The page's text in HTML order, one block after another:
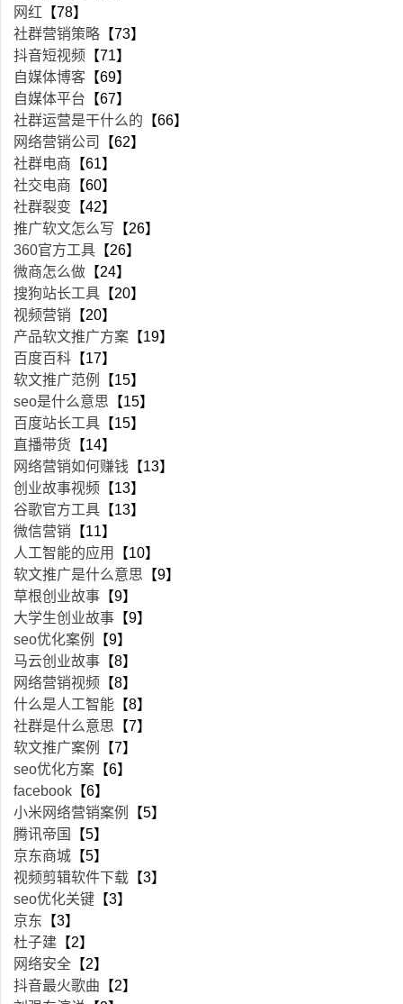
网红 【78】
社群营销策略 【73】
抖音短视频 【71】
自媒体博客 【69】
自媒体平台 【67】
社群运营是干什么的 【66】
网络营销公司
【62】
社群电商 【61】
社交电商 【60】
社群裂变 【42】
推广软文怎么写 【26】
360官方工具 【26】
微商怎么做 【24】
搜狗站长工具 【20】
视频营销 【20】
产品软文推广方案 【19】
百度百科 【17】
软文推广范例
【15】
seo是什么意思 【15】
百度站长工具 【15】
直播带货 【14】
网络营销如何赚钱 【13】
创业故事视频 【13】
谷歌官方工具 【13】
微信营销 【11】
人工智能的应用
【10】
软文推广是什么意思 【9】
草根创业故事 【9】
大学生创业故事 【9】
seo优化案例
【9】
马云创业故事 【8】
网络营销视频 【8】
什么是人工智能 【8】
社群是什么意思 【7】
软文推广案例
【7】
seo优化方案 【6】
facebook 【6】
小米网络营销案例
【5】
腾讯帝国
【5】
京东商城 【5】
视频剪辑软件下载 【3】
seo优化关键 【3】
京东 【3】
杜子建 【2】
网络安全 【2】
抖音最火歌曲 【2】